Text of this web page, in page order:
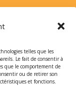
telles que les
Le fait de consentir à
que le comportement de
ou de retirer son
et fonctions.